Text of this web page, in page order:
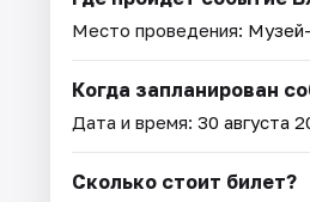
Место проведения:
Когда запланирован
Дата и время: 30 августа
Сколько стоит билет?